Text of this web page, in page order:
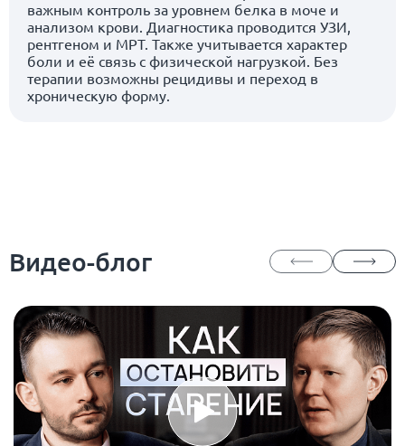
важным контроль за уровнем белка в моче и
анализом крови. Диагностика проводится УЗИ,
рентгеном и МРТ. Также учитывается характер
боли и её связь с физической нагрузкой. Без
терапии возможны рецидивы и переход в
хроническую форму.
Видео-блог